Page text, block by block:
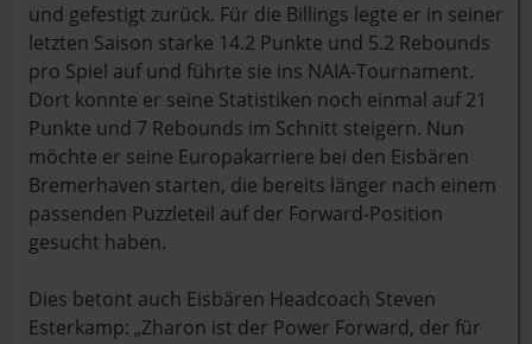
und gefestigt zurück. Für die Billings legte er in seiner
letzten Saison starke 14.2 Punkte und 5.2 Rebounds
pro Spiel auf und führte sie ins NAIA-Tournament.
Dort konnte er seine Statistiken noch einmal auf 21
Punkte und 7 Rebounds im Schnitt steigern. Nun
möchte er seine Europakarriere bei den Eisbären
Bremerhaven starten, die bereits länger nach einem
passenden Puzzleteil auf der Forward-Position
gesucht haben.
Dies betont auch Eisbären Headcoach Steven
Esterkamp: „Zharon ist der Power Forward, der für